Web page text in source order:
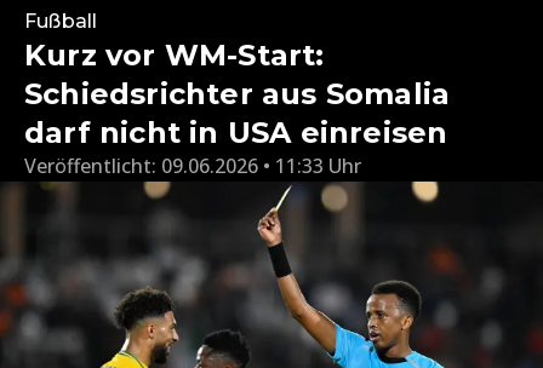
Fußball
Kurz vor WM-Start:
Schiedsrichter aus Somalia
darf nicht in USA einreisen
Veröffentlicht: 09.06.2026 • 11:33 Uhr